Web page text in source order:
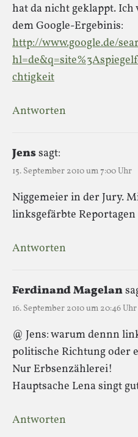
hat da nicht geklappt.
dem Google-Ergebinis:
http://www.google.de/
chtigkeit
Antworten
Jenssagt:
15. September 2010 um 7:00 Uhr
Niggemeier in der Jury.
linksgefärbte
Antworten
Ferdinand Magelan
16. September 2010 um 20:46 Uhr
@ Jens: warum dennn
politische Richtung oder
Nur Erbsenzählerei!
Hauptsache Lena singt
Antworten